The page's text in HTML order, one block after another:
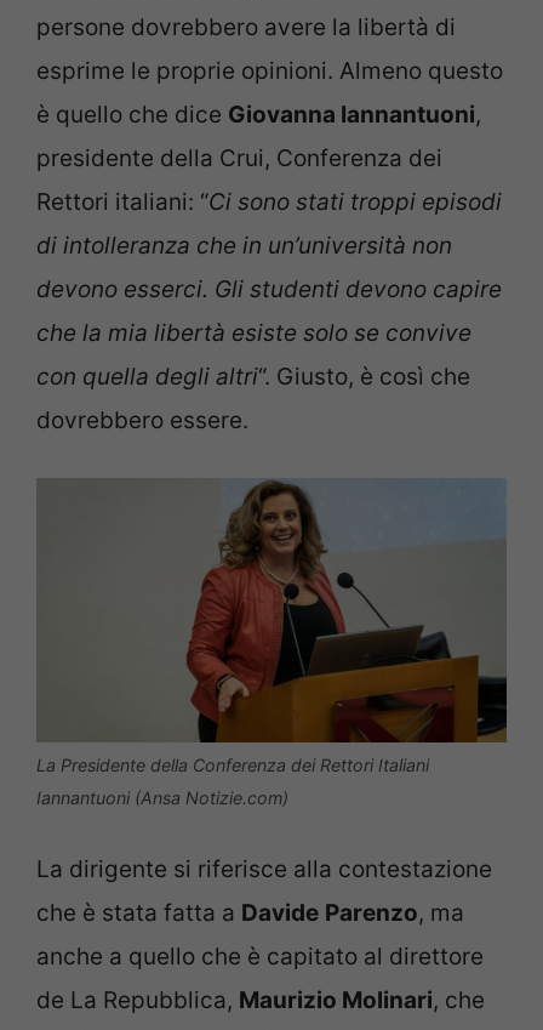
persone dovrebbero avere la libertà di
esprime le proprie opinioni. Almeno questo
è quello che dice Giovanna Iannantuoni,
presidente della Crui, Conferenza dei
Rettori italiani: “Ci sono stati troppi episodi
di intolleranza che in un’università non
devono esserci. Gli studenti devono capire
che la mia libertà esiste solo se convive
con quella degli altri“. Giusto, è così che
dovrebbero essere.
La Presidente della Conferenza dei Rettori Italiani
Iannantuoni (Ansa Notizie.com)
La dirigente si riferisce alla contestazione
che è stata fatta a Davide Parenzo, ma
anche a quello che è capitato al direttore
de La Repubblica, Maurizio Molinari, che